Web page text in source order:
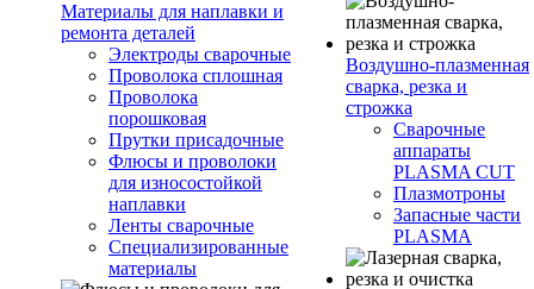
Материалы для наплавки и
ремонта деталей
Электроды сварочные
Проволока сплошная
Проволока
порошковая
Прутки присадочные
Флюсы и проволоки
для износостойкой
наплавки
Ленты сварочные
Специализированные
материалы
Воздушно-плазменная
сварка, резка и
строжка
Сварочные
аппараты
PLASMA CUT
Плазмотроны
Запасные части
PLASMA